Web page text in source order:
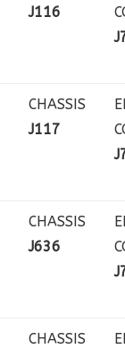
J116
CHASSIS
J117
CHASSIS
J636
CHASSIS